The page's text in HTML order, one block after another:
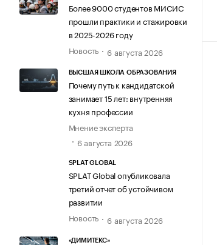
Более 9000 студентов МИСИС
прошли практики и стажировки
в 2025-2026 году
Новость
6 августа 2026
ВЫСШАЯ ШКОЛА ОБРАЗОВАНИЯ
Почему путь к кандидатской
занимает 15 лет: внутренняя
кухня профессии
Мнение эксперта
6 августа 2026
SPLAT GLOBAL
SPLAT Global опубликовала
третий отчет об устойчивом
развитии
Новость
6 августа 2026
«ДИМИТЕКС»